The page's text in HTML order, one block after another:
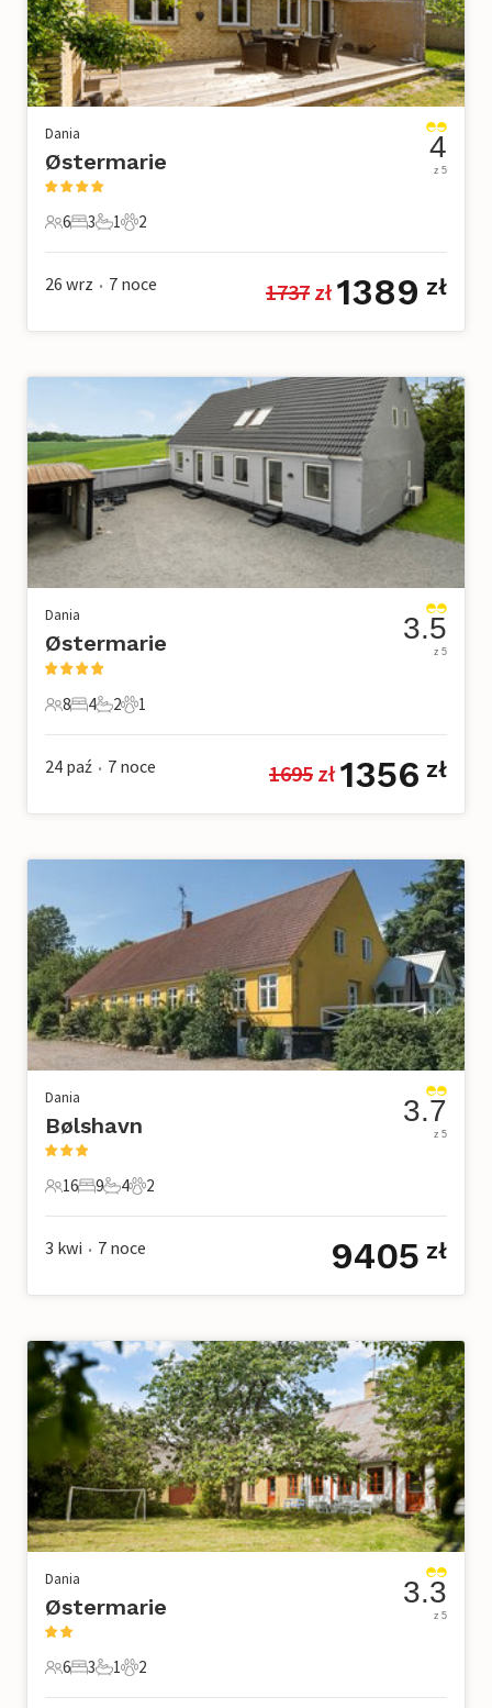
Dania
Østermarie
6 Goście
6
3 Sypialnie
3
1 Łazienka
1
2 Zwierzęta domowe
2
4
z 5
26 wrz • 7 noce 1737 zł 1389 zł
Dania
Østermarie
8 Goście
8
4 Sypialnie
4
2 Łazienki
2
1 Zwierzę domowe
1
3.5
z 5
24 paź • 7 noce 1695 zł 1356 zł
Dania
Bølshavn
16 Goście
16
9 Sypialnie
9
4 Łazienki
4
2 Zwierzęta domowe
2
3.7
z 5
3 kwi • 7 noce 9405 zł
Dania
Østermarie
6 Goście
6
3 Sypialnie
3
1 Łazienka
1
2 Zwierzęta domowe
2
3.3
z 5